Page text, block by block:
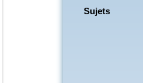
Sujets